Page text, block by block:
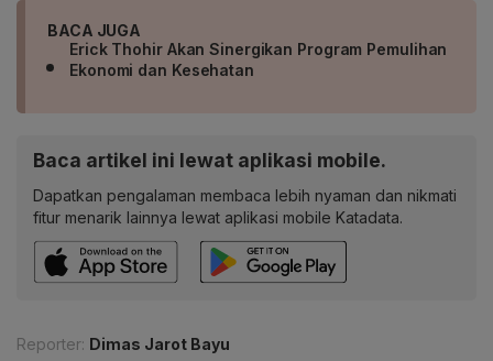
BACA JUGA
Erick Thohir Akan Sinergikan Program Pemulihan
Ekonomi dan Kesehatan
Baca artikel ini lewat aplikasi mobile.
Dapatkan pengalaman membaca lebih nyaman dan nikmati
fitur menarik lainnya lewat aplikasi mobile Katadata.
Reporter: Dimas Jarot Bayu